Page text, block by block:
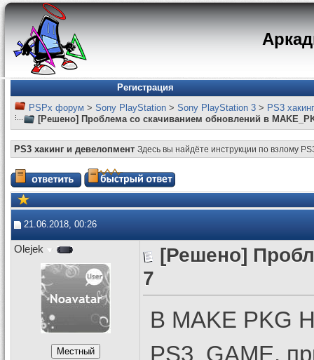
Регистрация
PSPx форум > Sony PlayStation > Sony PlayStation 3 > PS3
[Решено] Проблема со скачиванием обновлений в
PS3 хакинг и девелопмент Здесь вы найдёте инструкции по взлому
21.06.2018, 00:26
Olejek
[Решено]
7
В MAKE PKG
PS3_GAME,